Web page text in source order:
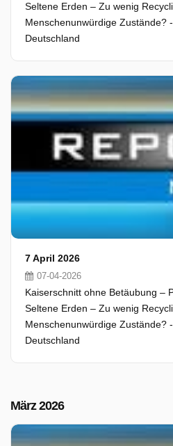
Seltene Erden – Zu wenig
Menschenunwürdige Zustände?
Deutschland
7 April 2026
07-04-2026
Kaiserschnitt ohne Betäubung –
Seltene Erden – Zu wenig
Menschenunwürdige Zustände?
Deutschland
März 2026